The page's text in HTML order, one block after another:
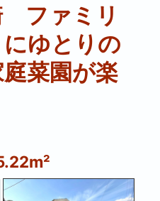
ファミリ
ゆとりの
菜園が楽